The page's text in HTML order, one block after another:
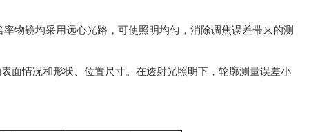
物镜均采用远心光路，可使照明均匀，消除调焦误差带来的测
面情况和形状、位置尺寸。在透射光照明下，轮廓测量误差小